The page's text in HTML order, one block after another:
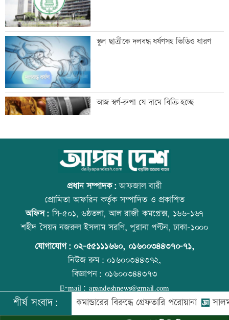
শাহ আহমদ শফীর কবর জিয়ারত করলেন
প্রধানমন্ত্রী
সাঁওতাল হত্যা বিচারের দাবিতে বিক্ষোভ
আইনজীবী জামাতার বিরুদ্ধে শ্বশুরের
মানববন্ধন
ইলিয়াস আলী গুম: উইং কমান্ডারের বিরুদ্ধে
পরোয়ানা
আইসাকা ঢাকা চ্যাপ্টারের নতুন সভাপতি
আজাদ, সেক্রেটারি ফারুক
স্কুল ছাত্রীকে দলবদ্ধ ধর্ষণসহ ভিডিও ধারণ
আজ স্বর্ণ-রুপা যে দামে বিক্রি হচ্ছে
ইউএস-বাংলা এয়ারলাইন্সে নিয়োগ বিজ্ঞপ্তি
আজ দেশে স্বর্ণের দাম বাড়ল নাকি কমলো
রাজধানীতে ট্রেনের ধাক্কায় শিক্ষার্থীসহ নিহত
প্রধান সম্পাদক:আফজাল বারী
প্রোমিতা আফরিন কর্তৃক সম্পাদিত ও প্রকাশিত
অফিস:সি-৫০১, ৬ষ্ঠতলা, আল রাজী কমপ্লেক্স, ১৬৬-১৬৭
শহীদ সৈয়দ নজরুল ইসলাম সরণি, পুরানা পল্টন, ঢাকা-১০০০
যোগাযোগ: ০২-৫৫১১১৬৬০, ০১৬০০৩৪৪৩৭০-৭১,
নিউজ রুম:০১৬০০৩৪৪৩৭২,
বিজ্ঞাপন: ০১৬০০৩৪৪৩৭৩
E-mail: apandeshnews@gmail.com
©২০২৬ |আপন দেশ ডটকমকর্তৃক সর্বসত্ব ® সংরক্ষিত | উন্নয়নে
শীর্ষ সংবাদ:
উইং কমান্ডারের বিরুদ্ধে গ্রেফতারি পরোয়ানা সালমান শাহ